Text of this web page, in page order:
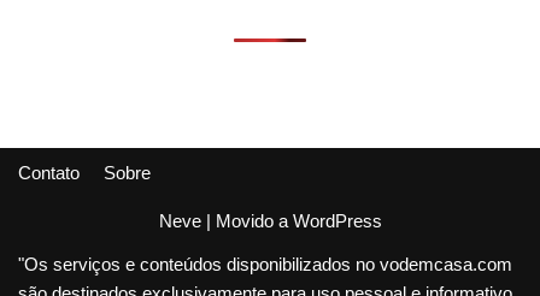
Contato Sobre
Neve| Movido a WordPress
"Os serviços e conteúdos disponibilizados no vodemcasa.com